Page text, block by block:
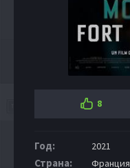
8
Год: 2021
Страна: Франция